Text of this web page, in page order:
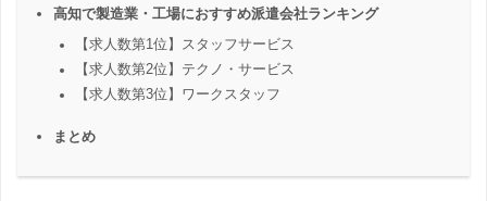
高知で製造業・工場におすすめ派遣会社ランキング
【求人数第1位】スタッフサービス
【求人数第2位】テクノ・サービス
【求人数第3位】ワークスタッフ
まとめ